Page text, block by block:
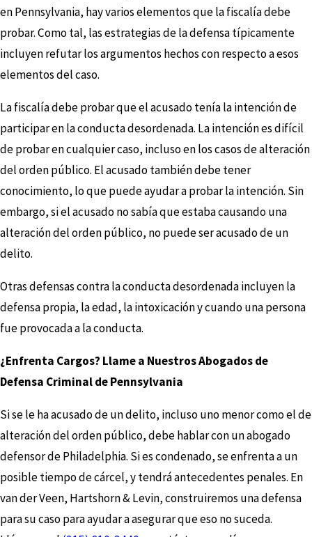
en Pennsylvania, hay varios elementos que la fiscalía debe
probar. Como tal, las estrategias de la defensa típicamente
incluyen refutar los argumentos hechos con respecto a esos
elementos del caso.
La fiscalía debe probar que el acusado tenía la intención de
participar en la conducta desordenada. La intención es difícil
de probar en cualquier caso, incluso en los casos de alteración
del orden público. El acusado también debe tener
conocimiento, lo que puede ayudar a probar la intención. Sin
embargo, si el acusado no sabía que estaba causando una
alteración del orden público, no puede ser acusado de un
delito.
Otras defensas contra la conducta desordenada incluyen la
defensa propia, la edad, la intoxicación y cuando una persona
fue provocada a la conducta.
¿Enfrenta Cargos? Llame a Nuestros Abogados de
Defensa Criminal de Pennsylvania
Si se le ha acusado de un delito, incluso uno menor como el de
alteración del orden público, debe hablar con un abogado
defensor de Philadelphia. Si es condenado, se enfrenta a un
posible tiempo de cárcel, y tendrá antecedentes penales. En
van der Veen, Hartshorn & Levin, construiremos una defensa
para su caso para ayudar a asegurar que eso no suceda.